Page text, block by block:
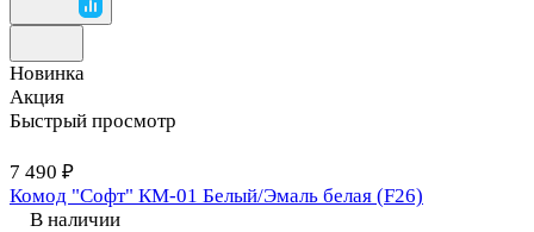
Новинка
Акция
Быстрый просмотр
7 490 ₽
Комод "Софт" КМ-01 Белый/Эмаль белая (F26)
В наличии